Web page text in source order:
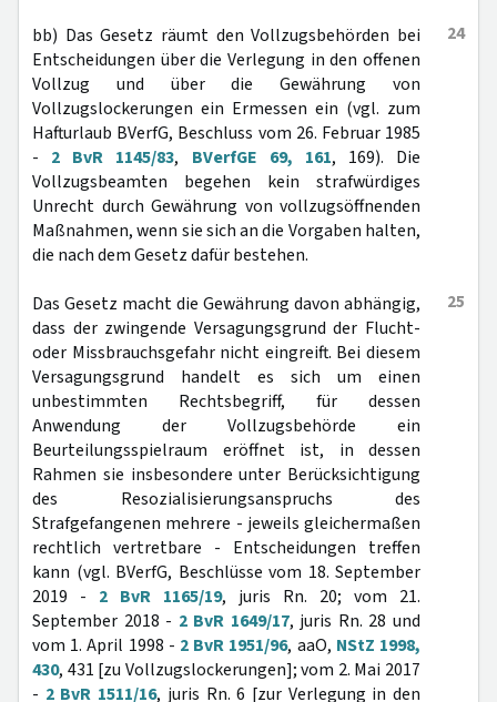
24
bb) Das Gesetz räumt den Vollzugsbehörden bei
Entscheidungen über die Verlegung in den offenen
Vollzug und über die Gewährung von
Vollzugslockerungen ein Ermessen ein (vgl. zum
Hafturlaub BVerfG, Beschluss vom 26. Februar 1985
- 2 BvR 1145/83, BVerfGE 69, 161, 169). Die
Vollzugsbeamten begehen kein strafwürdiges
Unrecht durch Gewährung von vollzugsöffnenden
Maßnahmen, wenn sie sich an die Vorgaben halten,
die nach dem Gesetz dafür bestehen.
25
Das Gesetz macht die Gewährung davon abhängig,
dass der zwingende Versagungsgrund der Flucht-
oder Missbrauchsgefahr nicht eingreift. Bei diesem
Versagungsgrund handelt es sich um einen
unbestimmten Rechtsbegriff, für dessen
Anwendung der Vollzugsbehörde ein
Beurteilungsspielraum eröffnet ist, in dessen
Rahmen sie insbesondere unter Berücksichtigung
des Resozialisierungsanspruchs des
Strafgefangenen mehrere - jeweils gleichermaßen
rechtlich vertretbare - Entscheidungen treffen
kann (vgl. BVerfG, Beschlüsse vom 18. September
2019 - 2 BvR 1165/19, juris Rn. 20; vom 21.
September 2018 - 2 BvR 1649/17, juris Rn. 28 und
vom 1. April 1998 - 2 BvR 1951/96, aaO, NStZ 1998,
430, 431 [zu Vollzugslockerungen]; vom 2. Mai 2017
- 2 BvR 1511/16, juris Rn. 6 [zur Verlegung in den